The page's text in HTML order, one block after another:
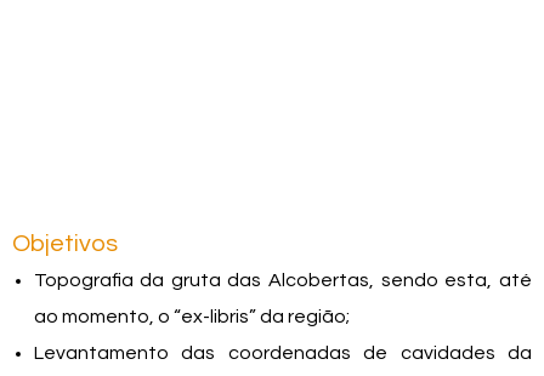
Objetivos
Topografia da gruta das Alcobertas, sendo esta, até
ao momento, o “ex-libris” da região;
Levantamento das coordenadas de cavidades da